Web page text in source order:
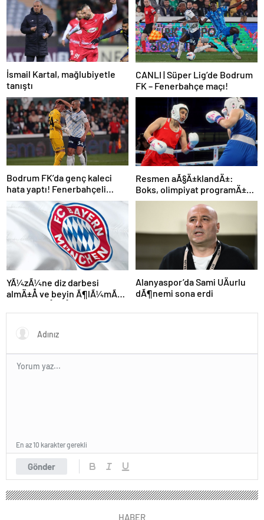
İsmail Kartal, mağlubiyetle
tanıştı
CANLI | Süper Lig’de Bodrum
FK – Fenerbahçe maçı!
Bodrum FK’da genç kaleci
hata yaptı! Fenerbahçeli
futbolcular teselli etti
Resmen aÃ§Ä±klandÄ±:
Boks, olimpiyat programÄ±na
dahil edildi
YÃ¼zÃ¼ne diz darbesi
almÄ±Å ve beyin Ã¶lÃ¼mÃ¼
MÃ¼nih DÃ¼nya
KarmasÄ±’nÄ±n genÃ§
futbolcusu hayatÄ±nÄ±
Alanyaspor’da Sami UÄurlu
dÃ¶nemi sona erdi
Gönder
En az 10 karakter gerekli
HABER